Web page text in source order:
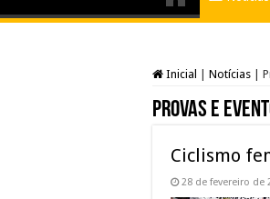
Inicial Notícias
Provas e
Ciclismo
28 de fevereiro de